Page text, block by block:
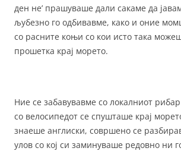
ден не’ прашуваше дали сакаме да
љубезно го одбивавме, како и оние
со расните коњи со кои исто така
прошетка крај морето.
Ние се забавувавме со локалниот рибар
со велосипедот се спушташе крај
знаеше англиски, совршено се
улов со кој си заминуваше редовно ни